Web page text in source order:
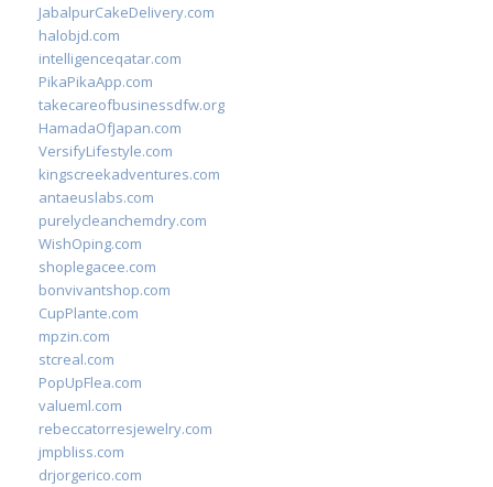
JabalpurCakeDelivery.com
halobjd.com
intelligenceqatar.com
PikaPikaApp.com
takecareofbusinessdfw.org
HamadaOfJapan.com
VersifyLifestyle.com
kingscreekadventures.com
antaeuslabs.com
purelycleanchemdry.com
WishOping.com
shoplegacee.com
bonvivantshop.com
CupPlante.com
mpzin.com
stcreal.com
PopUpFlea.com
valueml.com
rebeccatorresjewelry.com
jmpbliss.com
drjorgerico.com